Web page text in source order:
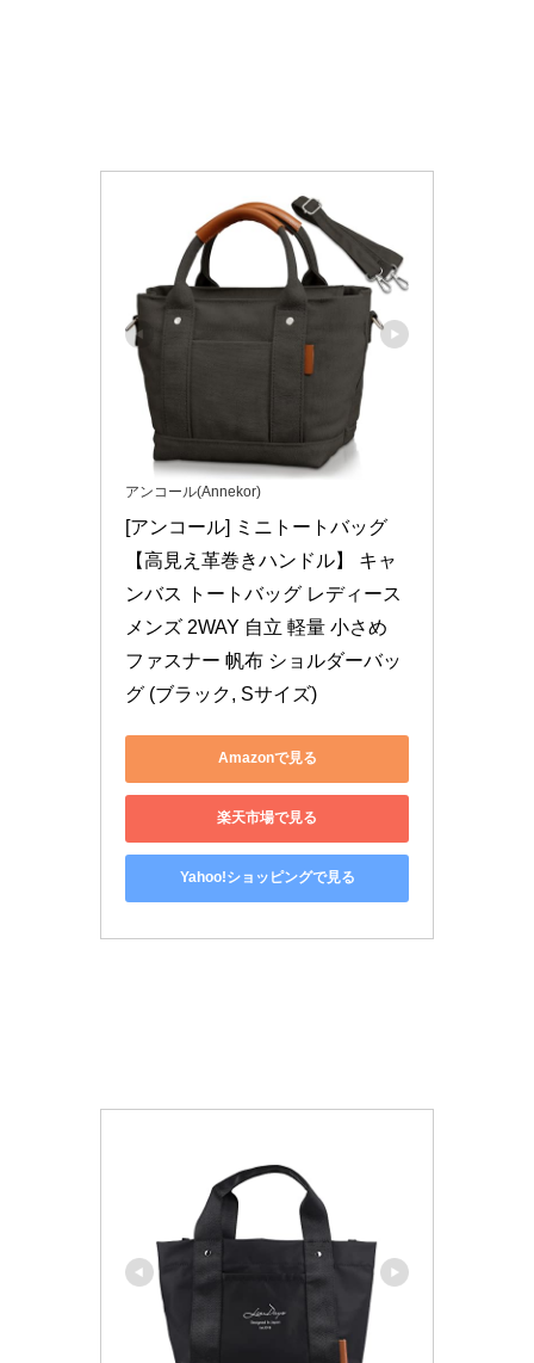
アンコール(Annekor)
[アンコール] ミニトートバッグ
【高見え革巻きハンドル】 キャ
ンバス トートバッグ レディース
メンズ 2WAY 自立 軽量 小さめ
ファスナー 帆布 ショルダーバッ
グ (ブラック, Sサイズ)
Amazonで見る
楽天市場で見る
Yahoo!ショッピングで見る